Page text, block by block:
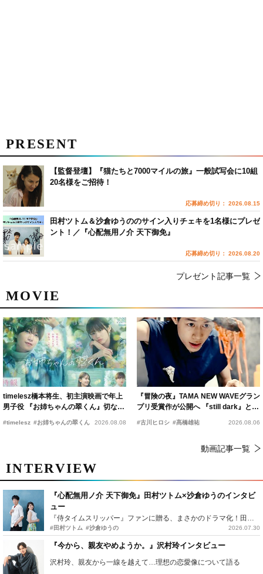
MOVIE
timelesz橋本将生、初主演映画で年上
男子役 『お姉ちゃんの翠くん』切ない
恋の幕開けを予感
#timelesz #お姉ちゃんの翠くん 2026.08.08
『冒険の夜』TAMA NEW WAVEグラン
プリ受賞作が公開へ 『still dark』と同
時上映決定
#古川ヒロシ #髙橋雄祐 2026.08.06
動画記事一覧
INTERVIEW
『心配無用ノ介 天下御免』田村ツトム×沙倉ゆうのインタビ
ュー
『侍タイムスリッパー』ファンに贈る、まさかのドラマ化！田村ツトム×沙倉ゆうのが語る『心配無用ノ介』撮影秘話
#田村ツトム #沙倉ゆうの 2026.07.30
『今から、親友やめようか。』沢村玲インタビュー
沢村玲、親友から一線を越えて…理想の恋愛像について語る
PRESENT
【監督登壇】『猫たちと7000マイルの旅』一般試写会に10組
20名様をご招待！
応募締め切り： 2026.08.15
田村ツトム＆沙倉ゆうののサイン入りチェキを1名様にプレゼ
ント！／『心配無用ノ介 天下御免』
応募締め切り： 2026.08.20
プレゼント記事一覧